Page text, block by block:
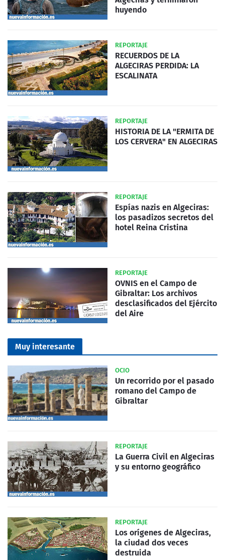
huyendo
REPORTAJE
RECUERDOS DE LA
ALGECIRAS PERDIDA: LA
ESCALINATA
REPORTAJE
HISTORIA DE LA "ERMITA DE
LOS CERVERA" EN ALGECIRAS
REPORTAJE
Espías nazis en Algeciras:
los pasadizos secretos del
hotel Reina Cristina
REPORTAJE
OVNIS en el Campo de
Gibraltar: Los archivos
desclasificados del Ejército
del Aire
Muy interesante
OCIO
Un recorrido por el pasado
romano del Campo de
Gibraltar
REPORTAJE
La Guerra Civil en Algeciras
y su entorno geográfico
REPORTAJE
Los orígenes de Algeciras,
la ciudad dos veces
destruida